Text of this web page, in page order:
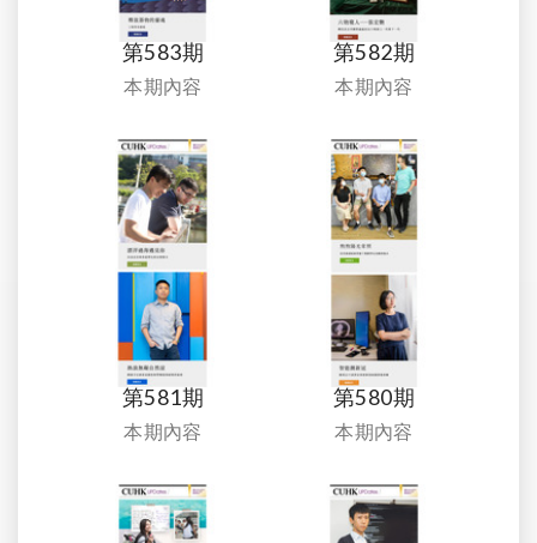
第583期
本期內容
第582期
本期內容
第581期
本期內容
第580期
本期內容